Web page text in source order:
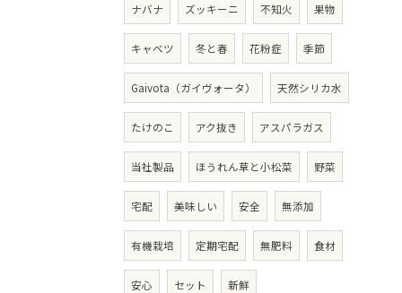
ナバナ ズッキーニ 不知火 果物
キャベツ 冬と春 花粉症 季節
Gaivota（ガイヴォータ） 天然シリカ水
たけのこ アク抜き アスパラガス
当社製品 ほうれん草と小松菜 野菜
宅配 美味しい 安全 無添加
有機栽培 定期宅配 無肥料 食材
安心 セット 新鮮